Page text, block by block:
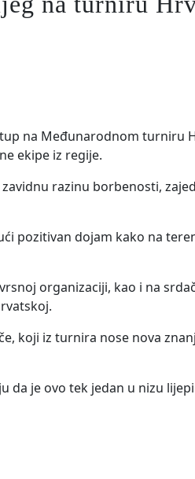
na Međunarodnom turniru
ekipe iz regije.
razinu borbenosti,
pozitivan dojam kako na
organizaciji, kao i na
koji iz turnira nose nova
da je ovo tek jedan u nizu